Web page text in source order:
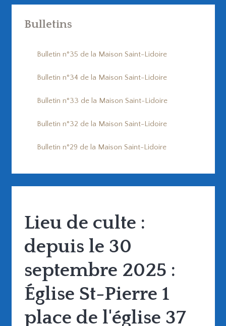
Bulletins
Bulletin n°35 de la Maison Saint-Lidoire
Bulletin n°34 de la Maison Saint-Lidoire
Bulletin n°33 de la Maison Saint-Lidoire
Bulletin n°32 de la Maison Saint-Lidoire
Bulletin n°29 de la Maison Saint-Lidoire
Lieu de culte :
depuis le 30
septembre 2025 :
Église St-Pierre 1
place de l'église 37